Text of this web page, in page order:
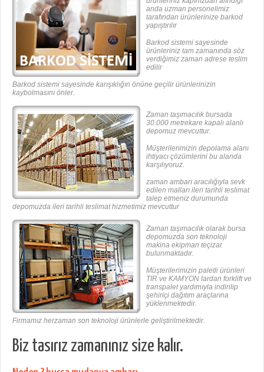
anda uzman personelimiz
tarafından ürünlerinize barkod
yapıştırılır
Barkod sistemi sayesinde
ürünleriniz tam zamanında söz
verdiğimiz zaman adrese teslim
edilir
Barkod sistemi sayesinde karışıklığın önüne geçilir ürünlerinizin
kaybolmasını önler.
Zaman taşımacılık bursada
30.000 metrekare kapalı alanlı
depomuz mevcuttur.
Müşterilerimizin depolama alanı
ihtiyacı çözümlerini bu alanda
karşılıyoruz.
zaman ambarı aracılığıyla sevk
edilen malları ileri tarihli teslimat
talep etmeniz durumunda
depomuzda ileri tarihli teslimat hizmetimiz mevcuttur
Zaman taşımacılık olarak bursa
depomuzda son teknoloji
makina ekipman teçizat
bulunmaktadır.
Müşterilerimizin paletli ürünleri
TIR ve KAMYON lardan forklift ve
transpalet yardımıyla indirilip
şehiriçi dağıtım araçlarına
yüklenmektedir.
Firmamız herzaman son teknoloji ürünlerle geliştirilmektedir.
Biz tasırız zamanınız size kalır.